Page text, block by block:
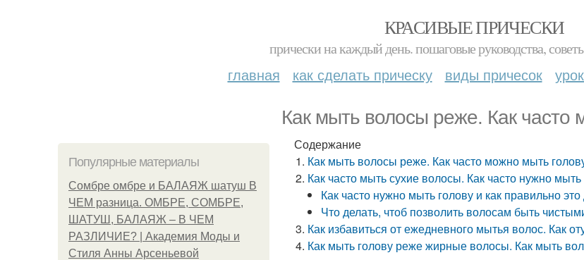
КРАСИВЫЕ ПРИЧЕСКИ
прически на каждый день. пошаговые руководства,
главная как сделать прическу виды причесок
Как мыть волосы реже. Как часто
Популярные материалы
Сомбре омбре и БАЛАЯЖ шатуш В
ЧЕМ разница. ОМБРЕ, СОМБРЕ,
ШАТУШ, БАЛАЯЖ – В ЧЕМ
РАЗЛИЧИЕ? | Академия Моды и
Стиля Анны Арсеньевой
Содержание
Как мыть волосы реже. Как часто можно мыть
Как часто мыть сухие волосы. Как часто нужно
Как часто нужно мыть голову и как правильно это
Что делать, чтоб позволить волосам быть
Как избавиться от ежедневного мытья волос. Как
Как мыть голову реже жирные волосы. Как мыть